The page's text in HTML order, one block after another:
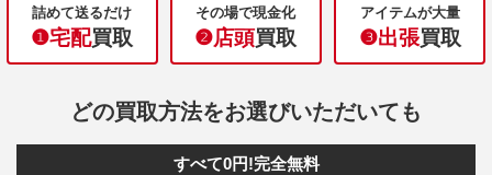
詰めて送るだけ
❶宅配買取
その場で現金化
❷店頭買取
アイテムが大量
❸出張買取
どの買取方法をお選びいただいても
すべて0円!完全無料